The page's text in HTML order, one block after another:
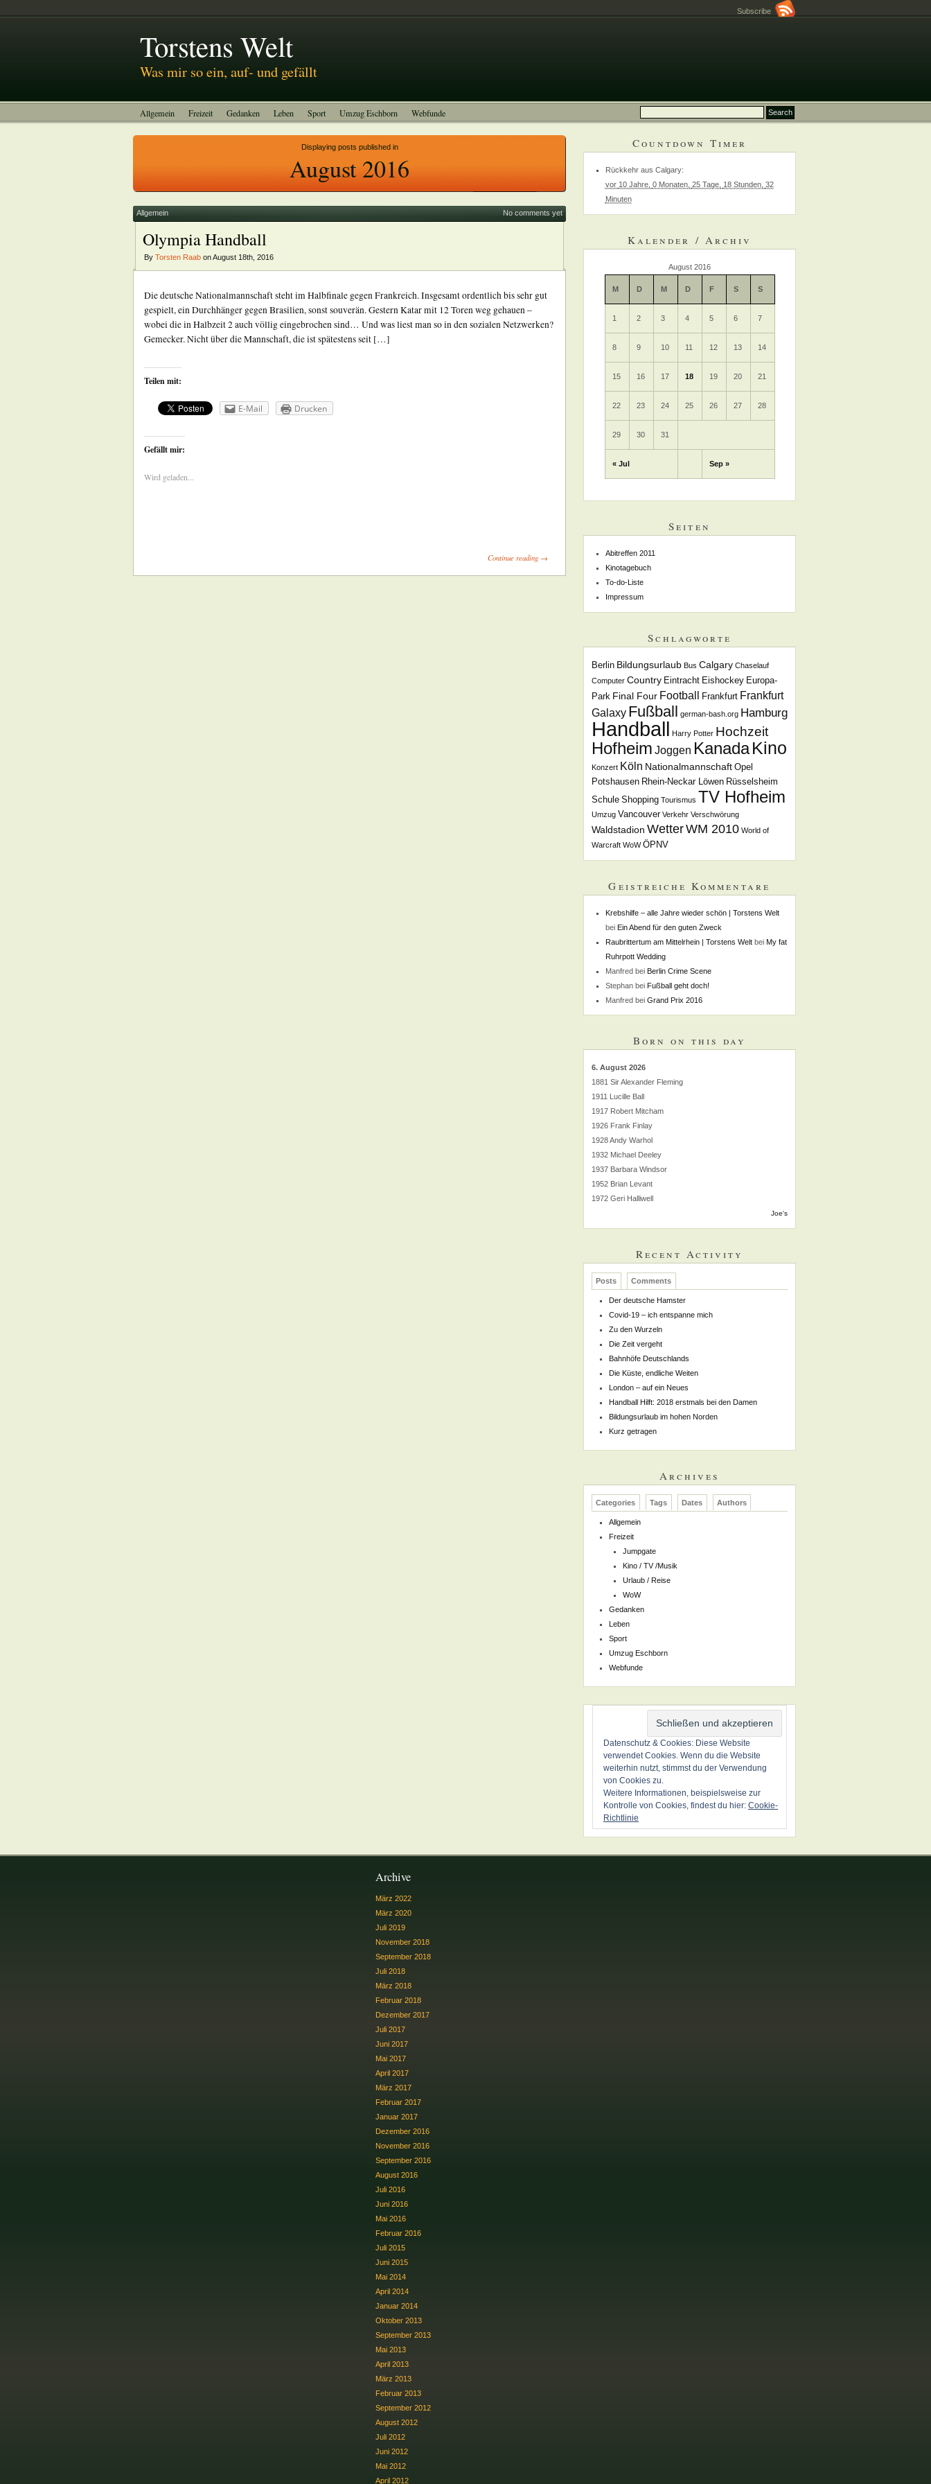
Subscribe
Torstens Welt
Was mir so ein, auf- und gefällt
Allgemein Freizeit Gedanken Leben Sport Umzug Eschborn Webfunde
Displaying posts published in
August 2016
Allgemein No comments yet
Olympia Handball
By Torsten Raab on August 18th, 2016
Die deutsche Nationalmannschaft steht im Halbfinale gegen Frankreich. Insgesamt ordentlich bis sehr gut
gespielt, ein Durchhänger gegen Brasilien, sonst souverän. Gestern Katar mit 12 Toren weg gehauen –
wobei die in Halbzeit 2 auch völlig eingebrochen sind… Und was liest man so in den sozialen Netzwerken?
Gemecker. Nicht über die Mannschaft, die ist spätestens seit […]
Teilen mit:
E-Mail Drucken
Gefällt mir:
Wird geladen...
Continue reading →
Countdown Timer
Rückkehr aus Calgary:
vor 10 Jahre, 0 Monaten, 25 Tage, 18 Stunden, 32
Minuten
Kalender / Archiv
August 2016
M D M D F S S
« Jul Sep »
1 2 3 4 5 6 7
8 9 10 11 12 13 14
15 16 17 18 19 20 21
22 23 24 25 26 27 28
29 30 31
Seiten
Abitreffen 2011
Kinotagebuch
To-do-Liste
Impressum
Schlagworte
Berlin Bildungsurlaub Bus Calgary Chaselauf
Computer Country Eintracht Eishockey Europa-
Park Final Four Football Frankfurt Frankfurt
Galaxy Fußball german-bash.org Hamburg
Handball Harry Potter Hochzeit
Hofheim Joggen KanadaKino
Konzert Köln Nationalmannschaft Opel
Potshausen Rhein-Neckar Löwen Rüsselsheim
Schule Shopping Tourismus TV Hofheim
Umzug Vancouver Verkehr Verschwörung
Waldstadion WetterWM 2010 World of
Warcraft WoW ÖPNV
Geistreiche Kommentare
Krebshilfe – alle Jahre wieder schön | Torstens Welt
bei Ein Abend für den guten Zweck
Raubrittertum am Mittelrhein | Torstens Weltbei My fat
Ruhrpott Wedding
Manfredbei Berlin Crime Scene
Stephanbei Fußball geht doch!
Manfredbei Grand Prix 2016
Born on this day
6. August 2026
1881 Sir Alexander Fleming
1911 Lucille Ball
1917 Robert Mitcham
1926 Frank Finlay
1928 Andy Warhol
1932 Michael Deeley
1937 Barbara Windsor
1952 Brian Levant
1972 Geri Halliwell
Joe's
Recent Activity
Posts Comments
Der deutsche Hamster
Covid-19 – ich entspanne mich
Zu den Wurzeln
Die Zeit vergeht
Bahnhöfe Deutschlands
Die Küste, endliche Weiten
London – auf ein Neues
Handball Hilft: 2018 erstmals bei den Damen
Bildungsurlaub im hohen Norden
Kurz getragen
Archives
Categories Tags Dates Authors
Allgemein
Freizeit
Jumpgate
Kino / TV /Musik
Urlaub / Reise
WoW
Gedanken
Leben
Sport
Umzug Eschborn
Webfunde
Datenschutz & Cookies: Diese Website
verwendet Cookies. Wenn du die Website
weiterhin nutzt, stimmst du der Verwendung
von Cookies zu.
Weitere Informationen, beispielsweise zur
Kontrolle von Cookies, findest du hier: Cookie-
Richtlinie
Archive
März 2022
März 2020
Juli 2019
November 2018
September 2018
Juli 2018
März 2018
Februar 2018
Dezember 2017
Juli 2017
Juni 2017
Mai 2017
April 2017
März 2017
Februar 2017
Januar 2017
Dezember 2016
November 2016
September 2016
August 2016
Juli 2016
Juni 2016
Mai 2016
Februar 2016
Juli 2015
Juni 2015
Mai 2014
April 2014
Januar 2014
Oktober 2013
September 2013
Mai 2013
April 2013
März 2013
Februar 2013
September 2012
August 2012
Juli 2012
Juni 2012
Mai 2012
April 2012